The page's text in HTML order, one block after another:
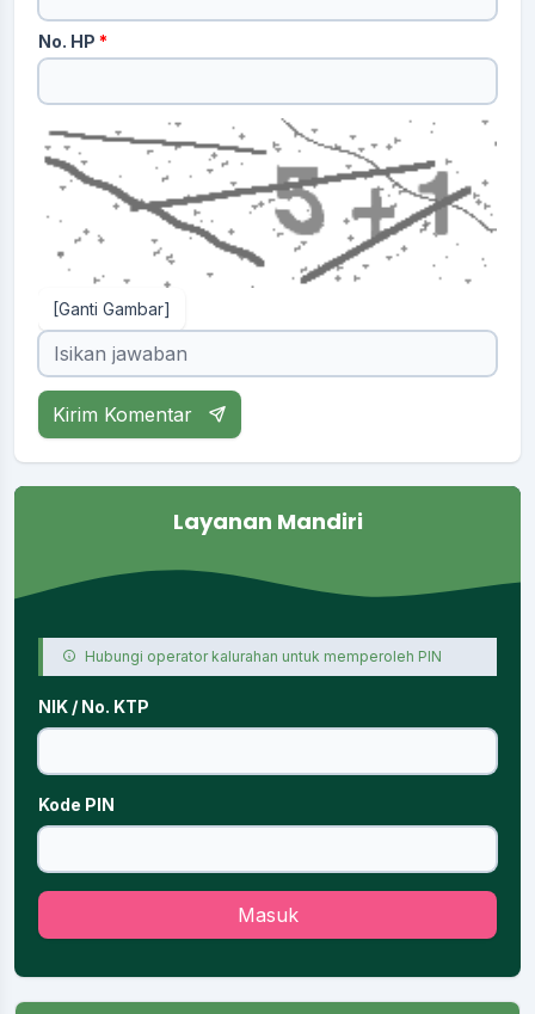
No. HP *
[Ganti Gambar]
Kirim Komentar
Layanan Mandiri
Hubungi operator kalurahan untuk memperoleh PIN
NIK / No. KTP
Kode PIN
Masuk